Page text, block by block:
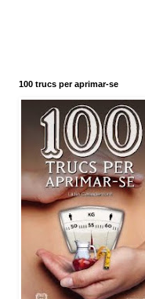
100 trucs per aprimar-se